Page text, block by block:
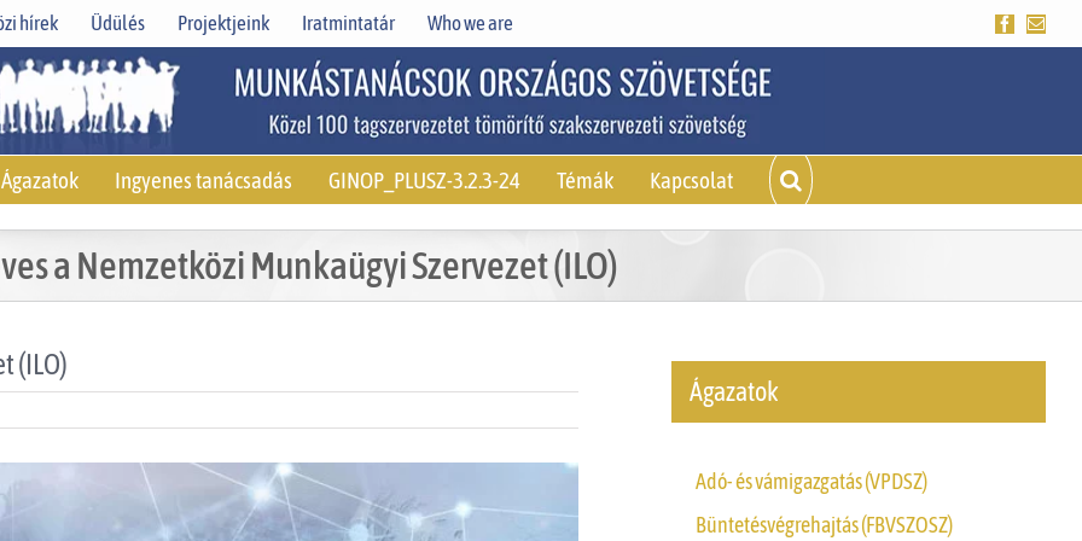
hírek Üdülés Projektjeink Iratmintatár Who we are Facebook
Ágazatok Ingyenes tanácsadás GINOP_PLUSZ-3.2.3-24 Témák Kapcsolat
a Nemzetközi Munkaügyi Szervezet (ILO)
(ILO)
Ágazatok
Adó- és vámigazgatás (VPDSZ)
Büntetésvégrehajtás (FBVSZOSZ)